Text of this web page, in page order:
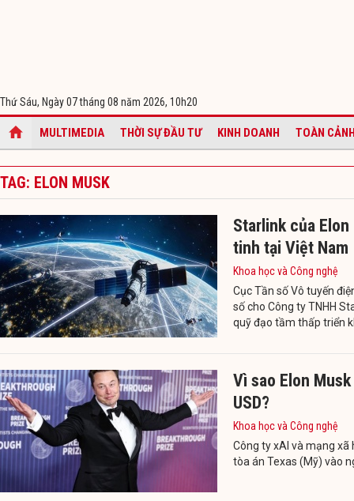
Thứ Sáu, Ngày 07 tháng 08 năm 2026, 10h20
MULTIMEDIA THỜI SỰ ĐẦU TƯ KINH DOANH TOÀN
TAG: ELON MUSK
Starlink của
tinh tại Việt Nam
Khoa học và Công nghệ
Cục Tần số Vô tuyến
số cho Công ty TNHH
quỹ đạo tầm thấp triển
Vì sao Elon
USD?
Khoa học và Công nghệ
Công ty xAI và mạng xã
tòa án Texas (Mỹ) vào